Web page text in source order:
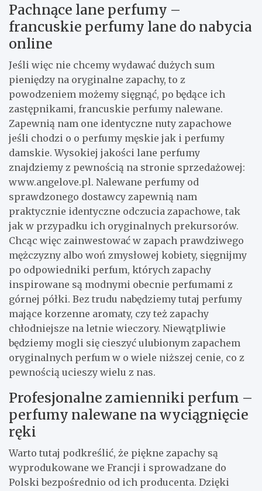
Pachnące lane perfumy –
francuskie perfumy lane do nabycia
online
Jeśli więc nie chcemy wydawać dużych sum
pieniędzy na oryginalne zapachy, to z
powodzeniem możemy sięgnąć, po będące ich
zastępnikami, francuskie perfumy nalewane.
Zapewnią nam one identyczne nuty zapachowe
jeśli chodzi o o perfumy męskie jak i perfumy
damskie. Wysokiej jakości lane perfumy
znajdziemy z pewnością na stronie sprzedażowej:
www.angelove.pl. Nalewane perfumy od
sprawdzonego dostawcy zapewnią nam
praktycznie identyczne odczucia zapachowe, tak
jak w przypadku ich oryginalnych prekursorów.
Chcąc więc zainwestować w zapach prawdziwego
mężczyzny albo woń zmysłowej kobiety, sięgnijmy
po odpowiedniki perfum, których zapachy
inspirowane są modnymi obecnie perfumami z
górnej półki. Bez trudu nabędziemy tutaj perfumy
mające korzenne aromaty, czy też zapachy
chłodniejsze na letnie wieczory. Niewątpliwie
będziemy mogli się cieszyć ulubionym zapachem
oryginalnych perfum w o wiele niższej cenie, co z
pewnością ucieszy wielu z nas.
Profesjonalne zamienniki perfum –
perfumy nalewane na wyciągnięcie
ręki
Warto tutaj podkreślić, że piękne zapachy są
wyprodukowane we Francji i sprowadzane do
Polski bezpośrednio od ich producenta. Dzięki